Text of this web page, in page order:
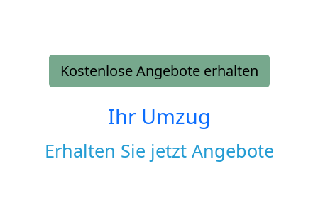
Kostenlose Angebote erhalten
Ihr Umzug
Erhalten Sie jetzt Angebote